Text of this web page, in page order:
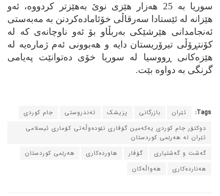
سوریا به‌ 25 هه‌زار هێزی نوێ به‌هێزتر کردووه‌، ئه‌و
هێزانه‌ له‌ ئێستادا سه‌رقاڵی خۆئاماده‌کردنن به‌ مه‌به‌ستی
ئه‌نجامدانی هێرشێکی به‌ربڵاو بۆ ئه‌و ناوچانه‌ی که‌ له‌
کۆنتڕۆڵی تیرۆریستان دایه‌ و هه‌بوونی ئه‌م ژماره‌یه‌ له‌
هێزه‌کانی ڕووسیا له‌ سوریا خۆی ده‌توانێت په‌یامی
گرنگی به‌ دواوه‌ بێت.
Tags: ئێران بازرگانی پزیشک ته‌ندروستی
جام کوردی
دوکتۆر جام کوردی یه‌که‌مین گۆڤاری نێوده‌وڵه‌تی کۆماری ئیسلامی
ئێران له‌ هه‌رێمی کوردستان
گه‌شت و گه‌شتیاری
گۆڤار هاورده‌کاری
هه‌رێمی کوردستان
هه‌نارده‌کاری
هه‌واڵه‌کان